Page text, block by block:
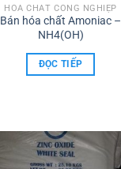
HÓA CHẤT CÔNG NGHIỆP
Bán hóa chất Amoniac –
NH4(OH)
ĐỌC TIẾP